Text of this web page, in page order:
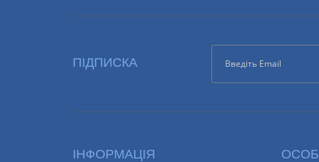
ПІДПИСКА
ІНФОРМАЦІЯ